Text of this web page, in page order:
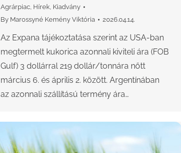
Agrárpiac, Hírek, Kiadvány
By Marossyné Kemény Viktória 2026.04.14.
Az Expana tájékoztatása szerint az USA-ban
megtermelt kukorica azonnali kiviteli ára (FOB
Gulf) 3 dollárral 219 dollár/tonnára nőtt
március 6. és április 2. között. Argentínában
az azonnali szállítású termény ára…